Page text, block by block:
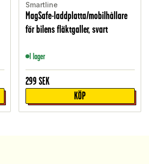
Smartline
MagSafe-laddplatta/mobilhållare
för bilens fläktgaller, svart
I lager
299 SEK
KÖP